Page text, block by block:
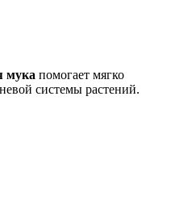
мука помогает мягко
системы растений.